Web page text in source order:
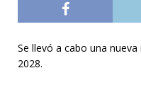
Se llevó a cabo una
2028.